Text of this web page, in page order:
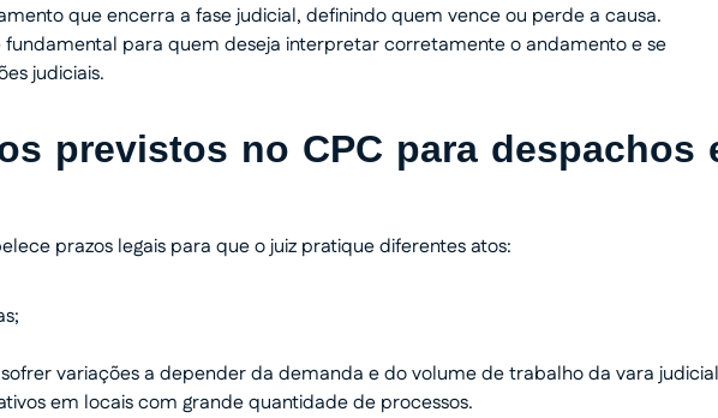
que encerra a fase judicial, definindo quem vence ou perde a causa.
fundamental para quem deseja interpretar corretamente o andamento e se
judiciais.
previstos no CPC para despachos
prazos legais para que o juiz pratique diferentes atos:
variações a depender da demanda e do volume de trabalho da vara
em locais com grande quantidade de processos.